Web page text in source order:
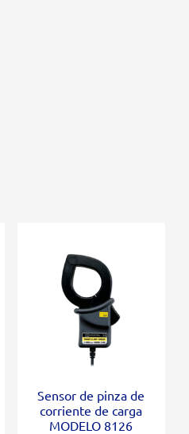
Sensor de pinza de
corriente de carga
MODELO 8126